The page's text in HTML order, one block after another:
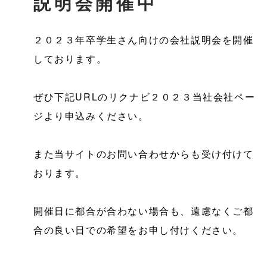
２０２３年卒学生さん向けの会社説明会を開催
しております。
ぜひ下記URLのリクナビ２０２３当社会社ペー
ジより申込みください。
また当サイトのお問い合わせからも受け付けて
おります。
開催日に都合が合わない場合も、遠慮なくご都
合の良い日での希望をお申し付けください。